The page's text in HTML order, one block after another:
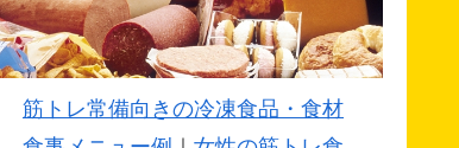
筋トレ常備向きの冷凍食品・食材